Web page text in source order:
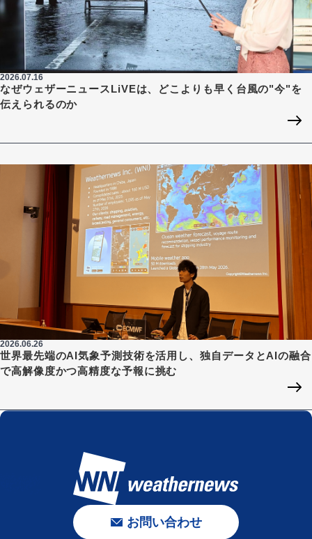
2026.07.16
なぜウェザーニュースLiVEは、どこよりも早く台風の"今"を
伝えられるのか
2026.06.26
世界最先端のAI気象予測技術を活用し、独自データとAIの融合
で高解像度かつ高精度な予報に挑む
お問い合わせ